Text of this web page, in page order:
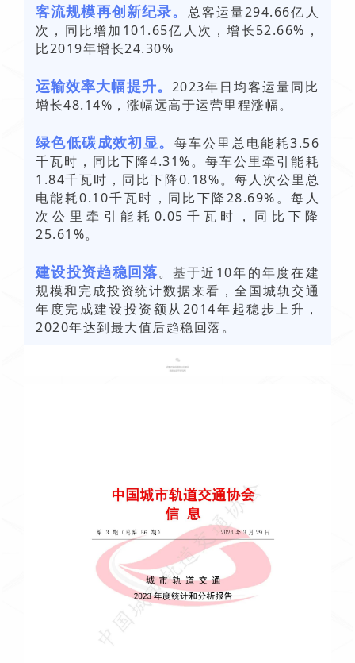
客流规模再创新纪录。 总客运量294.66亿人
次，同比增加101.65亿人次，增长52.66%，
比2019年增长24.30%
运输效率大幅提升。 2023年日均客运量同比
增长48.14%，涨幅远高于运营里程涨幅。
绿色低碳成效初显。 每车公里总电能耗3.56
千瓦时，同比下降4.31%。每车公里牵引能耗
1.84千瓦时，同比下降0.18%。每人次公里总
电能耗0.10千瓦时，同比下降28.69%。每人
次公里牵引能耗0.05千瓦时，同比下降
25.61%。
建设投资趋稳回落。基于近10年的年度在建
规模和完成投资统计数据来看，全国城轨交通
年度完成建设投资额从2014年起稳步上升，
2020年达到最大值后趋稳回落。